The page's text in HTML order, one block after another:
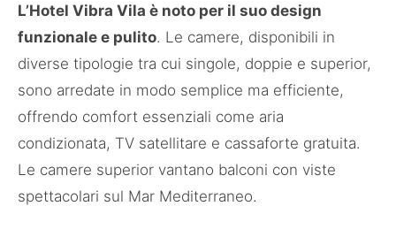
L’Hotel Vibra Vila è noto per il suo design
funzionale e pulito. Le camere, disponibili in
diverse tipologie tra cui singole, doppie e superior,
sono arredate in modo semplice ma efficiente,
offrendo comfort essenziali come aria
condizionata, TV satellitare e cassaforte gratuita.
Le camere superior vantano balconi con viste
spettacolari sul Mar Mediterraneo​​.